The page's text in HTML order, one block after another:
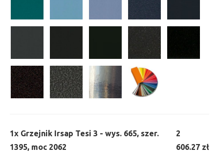
1x Grzejnik Irsap Tesi 3 - wys. 665, szer.
1395, moc 2062
2
606.27 zł